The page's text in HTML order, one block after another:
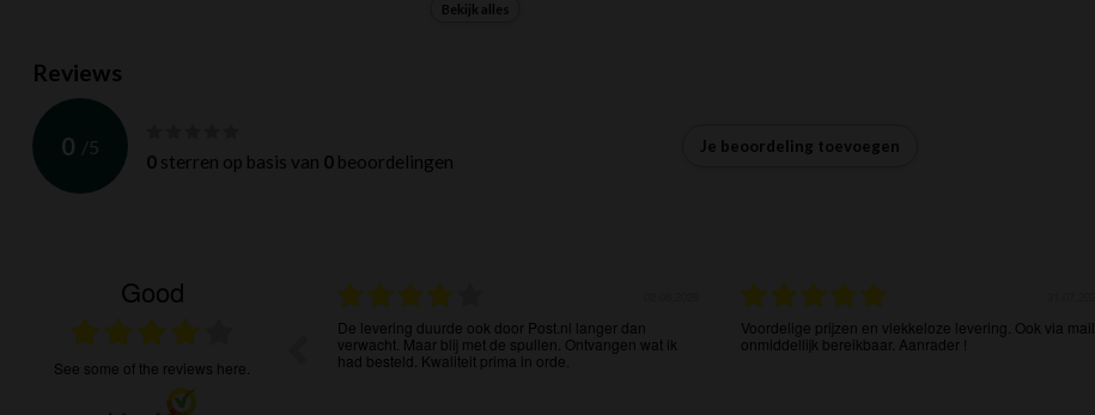
Draagriem
Uitklapbare poten
Geschikt voor trolley
Afneembare draagriemen
Regenkap meegeleverd
Bekijk alles
Reviews
0 /5
0 sterren op basis van 0 beoordelingen
Je beoordeling toevoegen
Good
see some of the reviews here.
levering Goed golfkarretje !
De levering duurde ook door Post.nl langer dan
verwacht. Maar blij met de spullen. Ontvangen wat ik
had besteld. Kwaliteit prima in orde.
Voordelige prijzen en vlekkeloze levering. Ook via mail
onmiddellijk bereikbaar. Aanrader !